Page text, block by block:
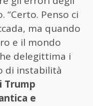
“Certo. Penso ci
ma quando
e il mondo
delegittima i
di instabilità
Trump
e